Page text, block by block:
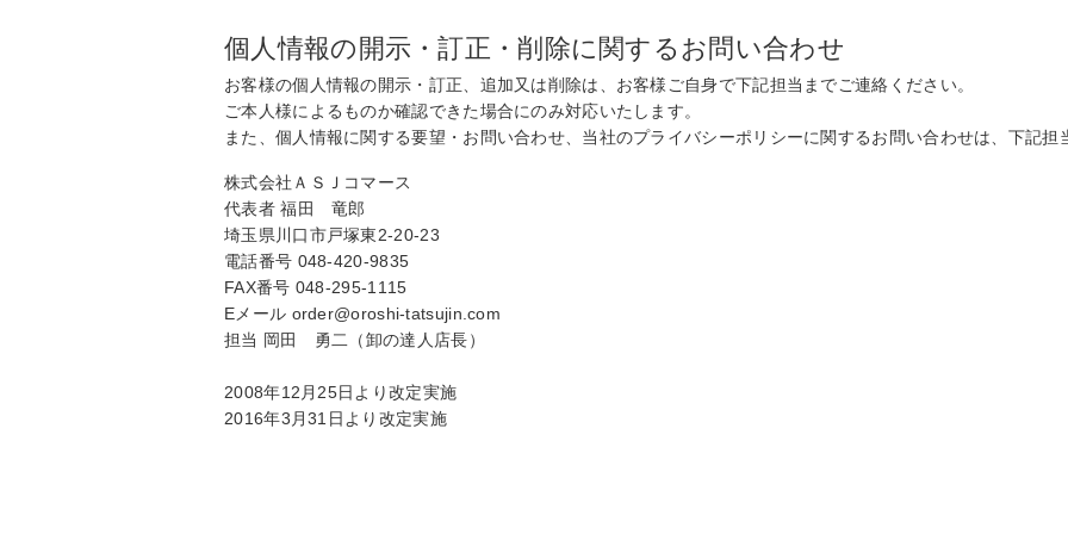
個人情報の開示・訂正・削除に関するお問い合わせ
お客様の個人情報の開示・訂正、追加又は削除は、お客様ご自身で下記担当までご連絡ください。
ご本人様によるものか確認できた場合にのみ対応いたします。
また、個人情報に関する要望・お問い合わせ、当社のプライバシーポリシーに関するお問い合わせは、下記担
株式会社ＡＳＪコマース
代表者 福田 竜郎
埼玉県川口市戸塚東2-20-23
電話番号 048-420-9835
FAX番号 048-295-1115
Eメール order@oroshi-tatsujin.com
担当 岡田 勇二（卸の達人店長）
2008年12月25日より改定実施
2016年3月31日より改定実施